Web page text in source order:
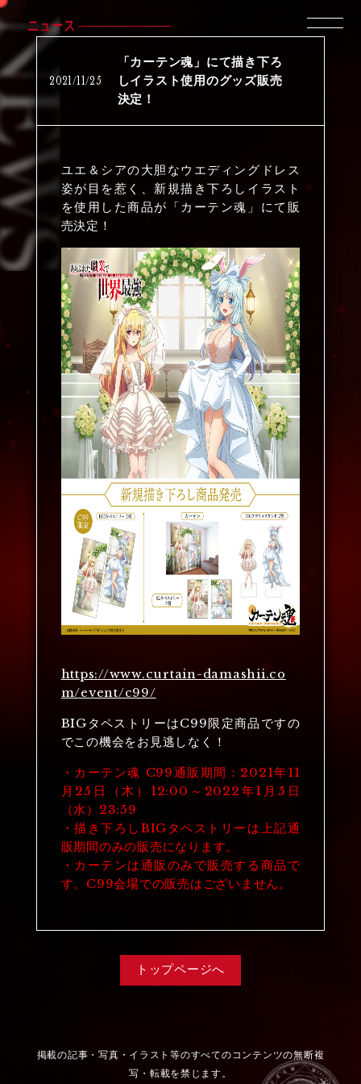
ニュース
2021/11/25
「カーテン魂」にて描き下ろ
しイラスト使用のグッズ販売
決定！
ユエ＆シアの大胆なウエディングドレス
姿が目を惹く、新規描き下ろしイラスト
を使用した商品が「カーテン魂」にて販
売決定！
https://www.curtain-damashii.co
m/event/c99/
BIGタペストリーはC99限定商品ですの
でこの機会をお見逃しなく！
・カーテン魂 C99通販期間：2021年11
月25日（木）12:00～2022年1月5日
（水）23:59
・描き下ろしBIGタペストリーは上記通
販期間のみの販売になります。
・カーテンは通販のみで販売する商品で
す。C99会場での販売はございません。
トップページへ
掲載の記事・写真・イラスト等のすべてのコンテンツの無断複
写・転載を禁じます。